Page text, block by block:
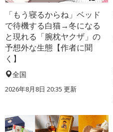
「もう寝るからね」ベッド
で待機する白猫→冬になる
と現れる「腕枕ヤクザ」の
予想外な生態【作者に聞
く】
全国
2026年8月8日 20:35 更新